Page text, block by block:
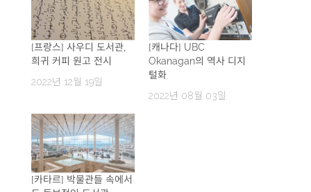
[프랑스] 사우디 도서관,
희귀 커피 원고 전시
2022년 12월 19일
[캐나다] UBC
Okanagan의 역사 디지
털화
2022년 08월 03일
[카타르] 박물관들 속에서